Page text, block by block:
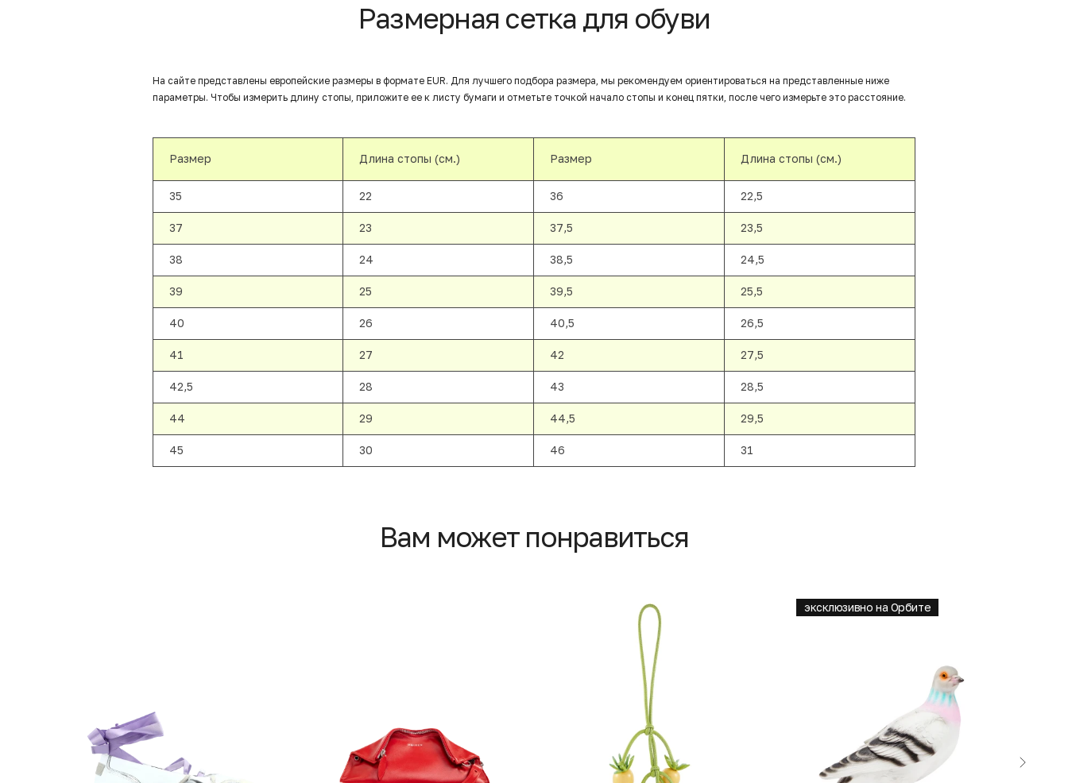
Размерная сетка для обуви
На сайте представлены европейские размеры в формате EUR. Для лучшего подбора размера, мы рекомендуем ориентироваться на представленные ниже
параметры. Чтобы измерить длину стопы, приложите ее к листу бумаги и отметьте точкой начало стопы и конец пятки, после чего измерьте это расстояние.
Размер Длина стопы (см.) Размер Длина стопы (см.)
35 22 36 22,5
37 23 37,5 23,5
38 24 38,5 24,5
39 25 39,5 25,5
40 26 40,5 26,5
41 27 42 27,5
42,5 28 43 28,5
44 29 44,5 29,5
45 30 46 31
Вам может понравиться
эксклюзивно на Орбите